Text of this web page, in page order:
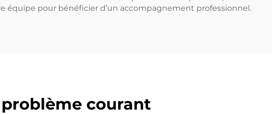
équipe pour bénéficier d’un accompagnement professionnel.
problème courant